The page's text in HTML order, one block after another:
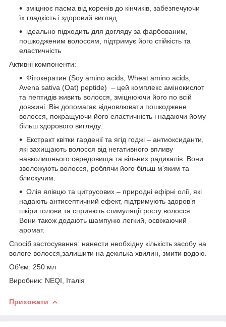
зміцнює пасма від коренів до кінчиків, забезпечуючи
їх гладкість і здоровий вигляд
ідеально підходить для догляду за фарбованим,
пошкодженим волоссям, підтримує його стійкість та
еластичність
Активні компоненти:
Фітокератин (Soy amino acids, Wheat amino acids,
Avena sativa (Oat) peptide) – цей комплекс амінокислот
та пептидів живить волосся, зміцнюючи його по всій
довжині. Він допомагає відновлювати пошкоджене
волосся, покращуючи його еластичність і надаючи йому
більш здорового вигляду.
Екстракт квітки гарденії та ягід годжі – антиоксиданти,
які захищають волосся від негативного впливу
навколишнього середовища та вільних радикалів. Вони
зволожують волосся, роблячи його більш м’яким та
блискучим.
Олія ялівцю та цитрусових – природні ефірні олії, які
надають антисептичний ефект, підтримують здоров’я
шкіри голови та сприяють стимуляції росту волосся.
Вони також додають шампуню легкий, освіжаючий
аромат.
Спосіб застосування: нанести необхідну кількість засобу на
вологе волосся,залишити на декілька хвилин, змити водою.
Об'єм: 250 мл
Виробник: NEQI, Італія
Приховати